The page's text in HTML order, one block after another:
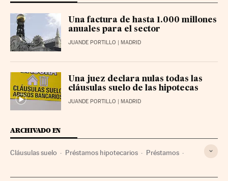
Una factura de hasta 1.000 millones
anuales para el sector
JUANDE PORTILLO | MADRID
Una juez declara nulas todas las
cláusulas suelo de las hipotecas
JUANDE PORTILLO | MADRID
ARCHIVADO EN
Cláusulas suelo Préstamos hipotecarios Préstamos